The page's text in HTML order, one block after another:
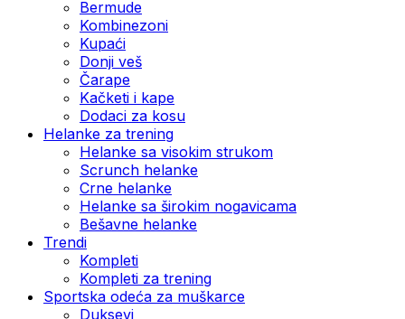
Bermude
Kombinezoni
Kupaći
Donji veš
Čarape
Kačketi i kape
Dodaci za kosu
Helanke za trening
Helanke sa visokim strukom
Scrunch helanke
Crne helanke
Helanke sa širokim nogavicama
Bešavne helanke
Trendi
Kompleti
Kompleti za trening
Sportska odeća za muškarce
Duksevi